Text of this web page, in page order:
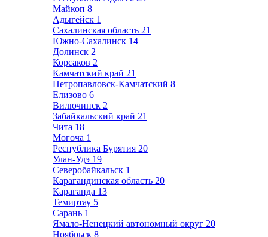
Майкоп 8
Адыгейск 1
Сахалинская область 21
Южно-Сахалинск 14
Долинск 2
Корсаков 2
Камчатский край 21
Петропавловск-Камчатский 8
Елизово 6
Вилючинск 2
Забайкальский край 21
Чита 18
Могоча 1
Республика Бурятия 20
Улан-Удэ 19
Северобайкальск 1
Карагандинская область 20
Караганда 13
Темиртау 5
Сарань 1
Ямало-Ненецкий автономный округ 20
Ноябрьск 8